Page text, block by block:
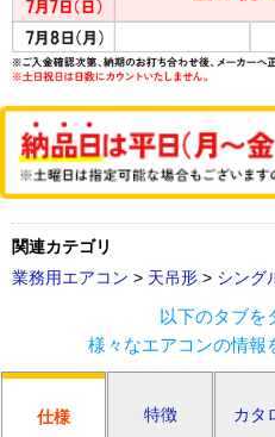
関連カテゴリ
業務用エアコン > 天吊形 > シング
以下のタブを
様々なエアコンの情報
仕様 特徴 カタ